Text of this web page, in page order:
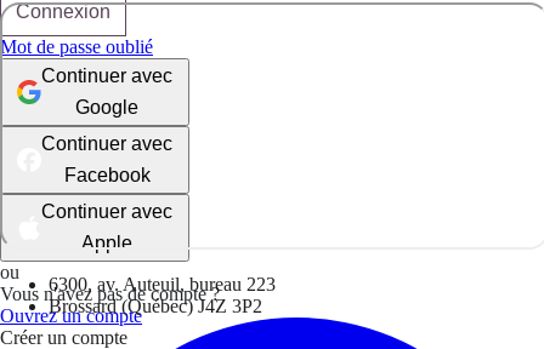
6300, av. Auteuil, bureau 223
Brossard (Québec) J4Z 3P2
Connexion
Mot de passe oublié
Continuer avec
Google
Continuer avec
Facebook
Continuer avec
Apple
ou
Vous n'avez pas de compte ?
Ouvrez un compte
Créer un compte